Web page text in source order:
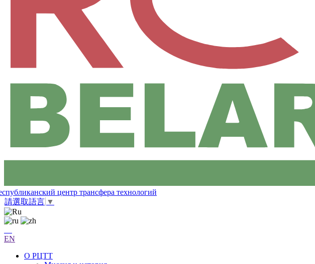
центр трансфера технологий
請選取語言 ▼
EN
О РЦТТ